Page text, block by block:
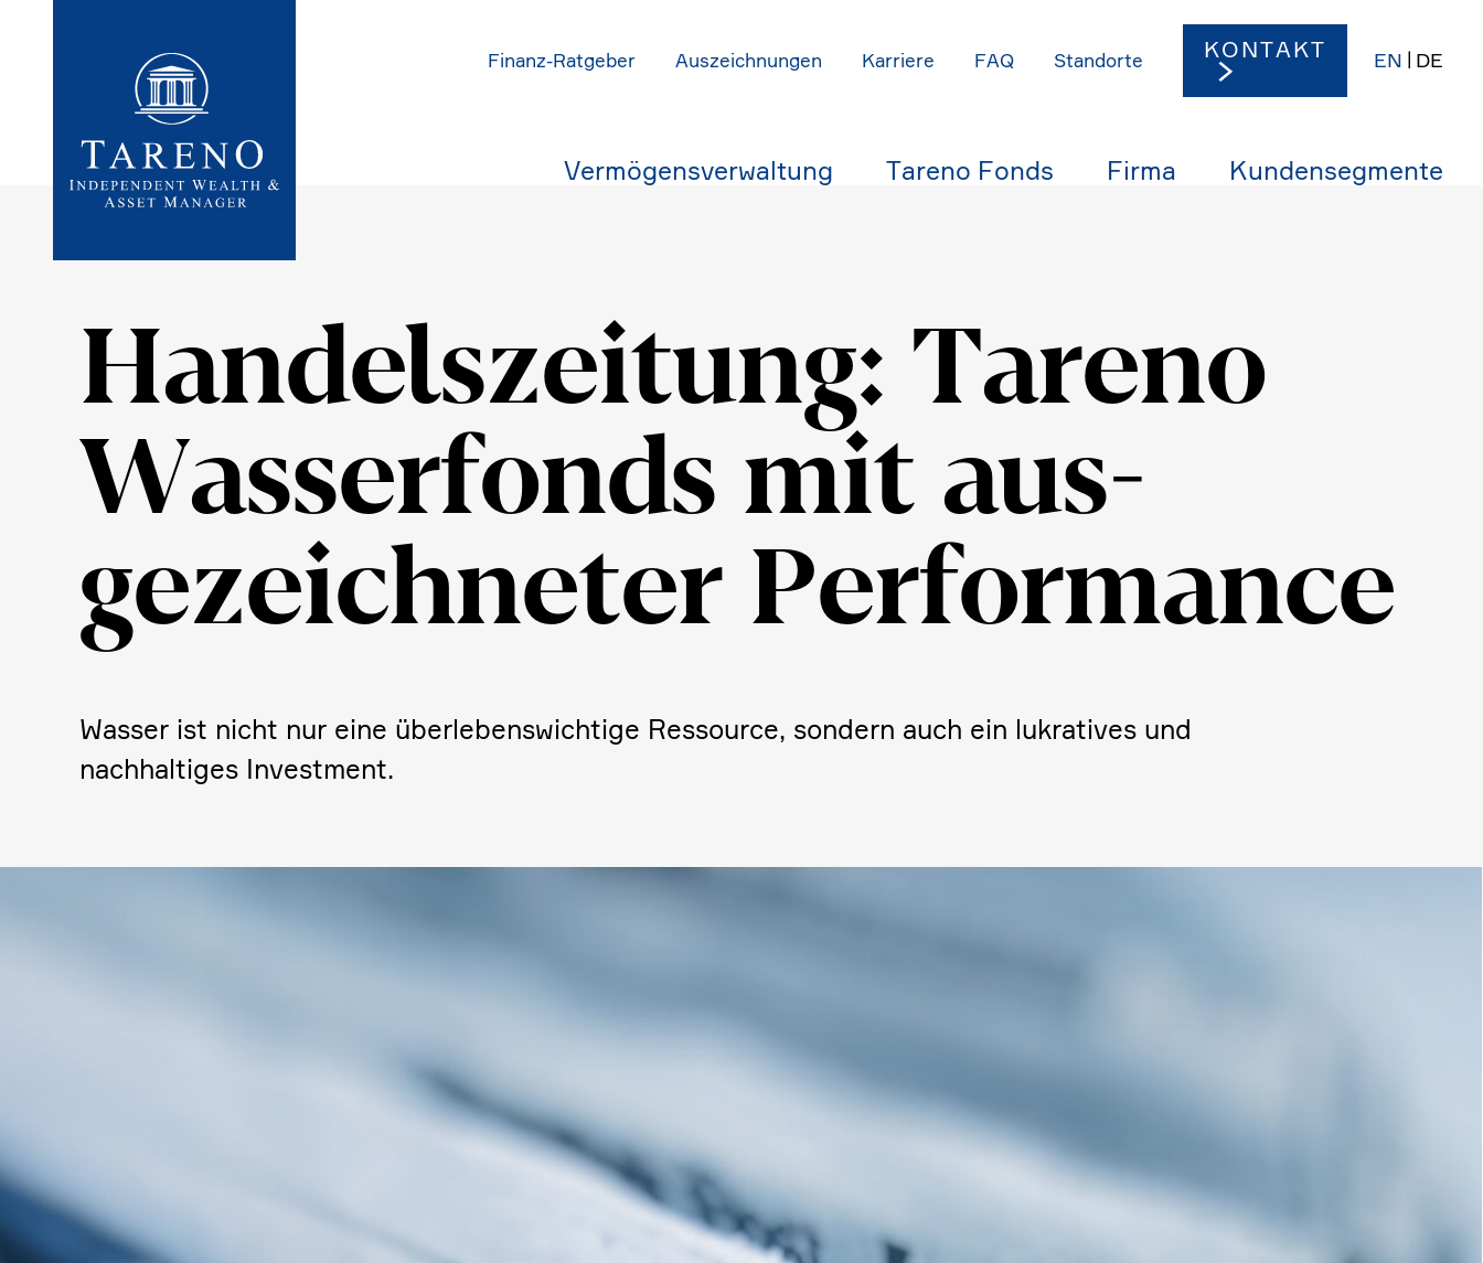
Vermö­gens­ver­wal­tung Tareno Fonds Firma Kunden­seg­mente
Finanz-Ratgeber Auszeich­nungen Karriere FAQ Stand­orte KONTAKT EN DE
Handels­zei­tung: Tareno
Wasser­fonds mit aus­
gezeichneter Perfor­mance
Wasser ist nicht nur eine überle­bens­wich­tige Ressource, sondern auch ein lukra­tives und
nachhal­tiges Invest­ment.